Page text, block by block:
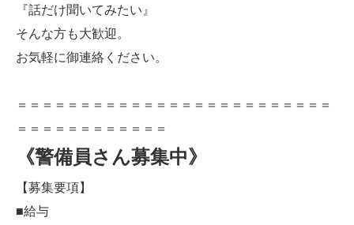
『話だけ聞いてみたい』
そんな方も大歓迎。
お気軽に御連絡ください。
＝＝＝＝＝＝＝＝＝＝＝＝＝＝＝＝＝＝＝＝＝＝＝＝＝
＝＝＝＝＝＝＝＝＝＝＝＝
《警備員さん募集中》
【募集要項】
■給与